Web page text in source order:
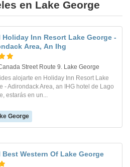
en Lake George
Holiday Inn Resort Lake George -
Area, An Ihg
Street Route 9. Lake George
alojarte en Holiday Inn Resort Lake
- Adirondack Area, an IHG hotel de Lago
estarás en un...
George
Best Western Of Lake George